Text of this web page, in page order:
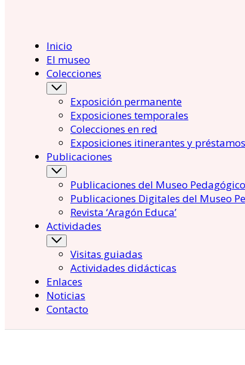
Inicio
El museo
Colecciones
Exposición permanente
Exposiciones temporales
Colecciones en red
Exposiciones itinerantes y préstamos
Publicaciones
Publicaciones del Museo
Publicaciones Digitales del Museo
Revista ‘Aragón Educa’
Actividades
Visitas guiadas
Actividades didácticas
Enlaces
Noticias
Contacto